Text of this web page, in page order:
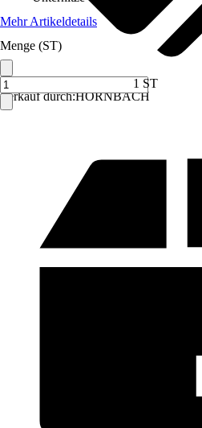
Verkauf durch:HORNBACH
Mehr Artikeldetails
Menge (ST)
1 ST